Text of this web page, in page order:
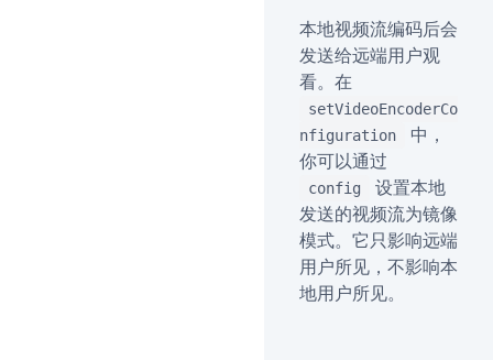
本地视频流编码后会
发送给远端用户观
看。在
setVideoEncoderCo
nfiguration
中，
你可以通过
config
设置本地
发送的视频流为镜像
模式。它只影响远端
用户所见，不影响本
地用户所见。